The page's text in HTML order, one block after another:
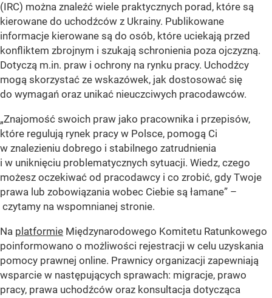
(IRC) można znaleźć wiele praktycznych porad, które są
kierowane do uchodźców z Ukrainy. Publikowane
informacje kierowane są do osób, które uciekają przed
konfliktem zbrojnym i szukają schronienia poza ojczyzną.
Dotyczą m.in. praw i ochrony na rynku pracy. Uchodźcy
mogą skorzystać ze wskazówek, jak dostosować się
do wymagań oraz unikać nieuczciwych pracodawców.
„Znajomość swoich praw jako pracownika i przepisów,
które regulują rynek pracy w Polsce, pomogą Ci
w znalezieniu dobrego i stabilnego zatrudnienia
i w uniknięciu problematycznych sytuacji. Wiedz, czego
możesz oczekiwać od pracodawcy i co zrobić, gdy Twoje
prawa lub zobowiązania wobec Ciebie są łamane” –
czytamy na wspomnianej stronie.
Na platformie Międzynarodowego Komitetu Ratunkowego
poinformowano o możliwości rejestracji w celu uzyskania
pomocy prawnej online. Prawnicy organizacji zapewniają
wsparcie w następujących sprawach: migracje, prawo
pracy, prawa uchodźców oraz konsultacja dotycząca